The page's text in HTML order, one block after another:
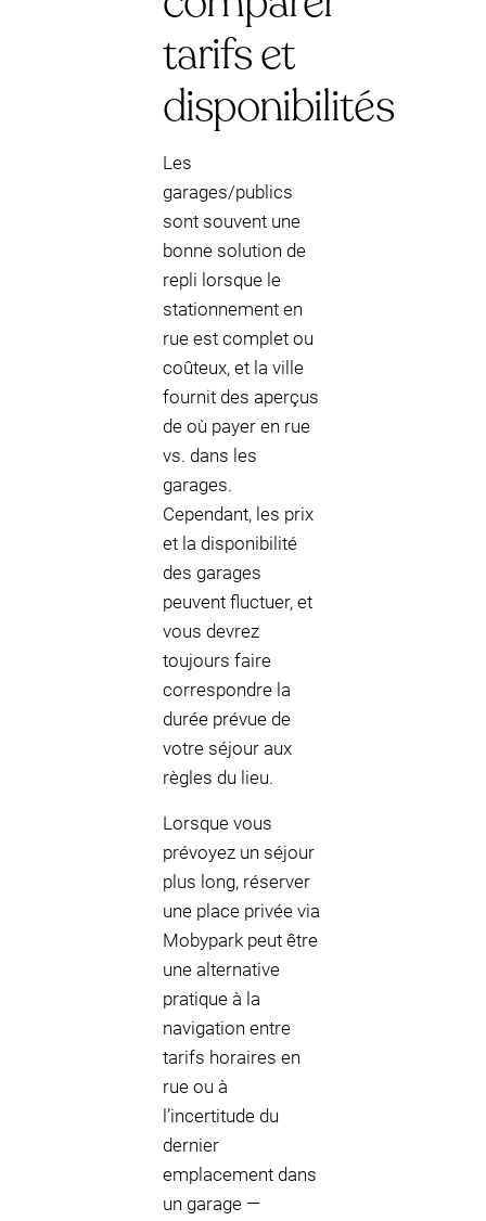
tarifs et
disponibilités
Les
garages/publics
sont souvent une
bonne solution de
repli lorsque le
stationnement en
rue est complet ou
coûteux, et la ville
fournit des aperçus
de où payer en rue
vs. dans les
garages.
Cependant, les prix
et la disponibilité
des garages
peuvent fluctuer, et
vous devrez
toujours faire
correspondre la
durée prévue de
votre séjour aux
règles du lieu.
Lorsque vous
prévoyez un séjour
plus long, réserver
une place privée via
Mobypark peut être
une alternative
pratique à la
navigation entre
tarifs horaires en
rue ou à
l’incertitude du
dernier
emplacement dans
un garage —